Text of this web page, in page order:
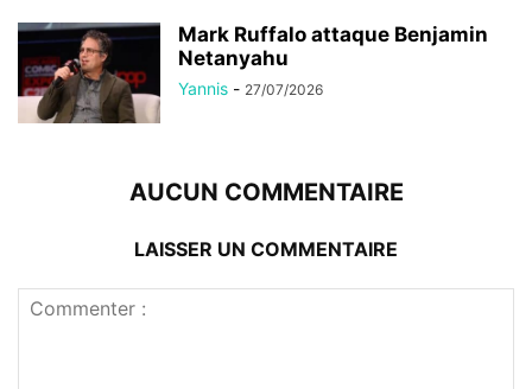
Mark Ruffalo attaque Benjamin
Netanyahu
Yannis - 27/07/2026
AUCUN COMMENTAIRE
LAISSER UN COMMENTAIRE